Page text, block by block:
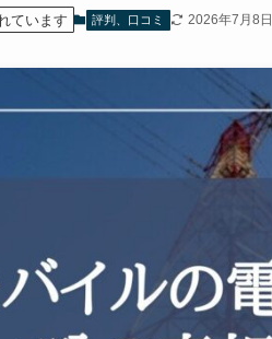
ています 評判、口コミ 2026年7月8日